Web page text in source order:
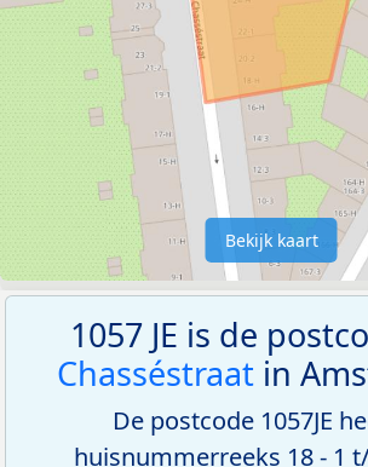
Bekijk kaart
1057 JE is de
Chasséstraatin
De postcode 1057JE
huisnummerreeks 18 - 1